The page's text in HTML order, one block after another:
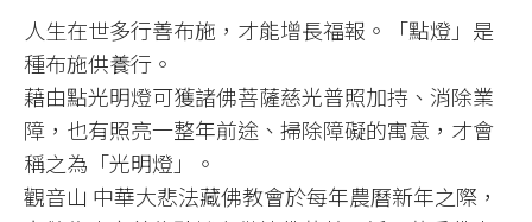
人生在世多行善布施，才能增長福報。「點燈」是
種布施供養行。
藉由點光明燈可獲諸佛菩薩慈光普照加持、消除業
障，也有照亮一整年前途、掃除障礙的寓意，才會
稱之為「光明燈」。
觀音山 中華大悲法藏佛教會於每年農曆新年之際，